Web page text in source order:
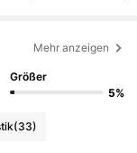
Mehr anzeigen
Größer
5%
(33)